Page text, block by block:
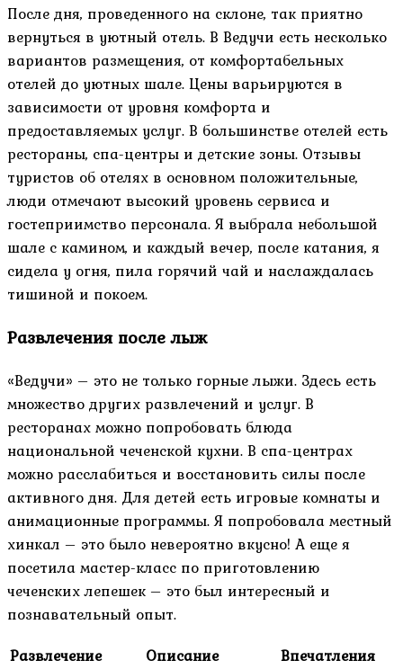
После дня, проведенного на склоне, так приятно
вернуться в уютный отель. В Ведучи есть несколько
вариантов размещения, от комфортабельных
отелей до уютных шале. Цены варьируются в
зависимости от уровня комфорта и
предоставляемых услуг. В большинстве отелей есть
рестораны, спа-центры и детские зоны. Отзывы
туристов об отелях в основном положительные,
люди отмечают высокий уровень сервиса и
гостеприимство персонала. Я выбрала небольшой
шале с камином, и каждый вечер, после катания, я
сидела у огня, пила горячий чай и наслаждалась
тишиной и покоем.
Развлечения после лыж
«Ведучи» – это не только горные лыжи. Здесь есть
множество других развлечений и услуг. В
ресторанах можно попробовать блюда
национальной чеченской кухни. В спа-центрах
можно расслабиться и восстановить силы после
активного дня. Для детей есть игровые комнаты и
анимационные программы. Я попробовала местный
хинкал – это было невероятно вкусно! А еще я
посетила мастер-класс по приготовлению
чеченских лепешек – это был интересный и
познавательный опыт.
Развлечение
Описание Впечатления